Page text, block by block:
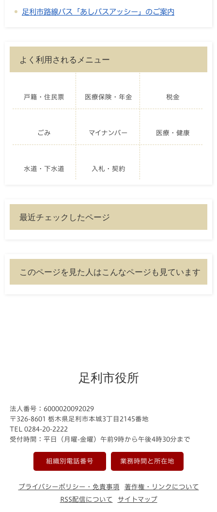
足利市路線バス「あしバスアッシー」のご案内
よく利用されるメニュー
戸籍・住民票 医療保険・年金 税金
ごみ マイナンバー 医療・健康
水道・下水道 入札・契約
最近チェックしたページ
このページを見た人はこんなページも見ています
足利市役所
法人番号：6000020092029
〒326-8601 栃木県足利市本城3丁目2145番地
TEL 0284-20-2222
受付時間：平日（月曜-金曜）午前9時から午後4時30分まで
組織別電話番号 業務時間と所在地
プライバシーポリシー・免責事項
著作権・リンクについて
RSS配信について
サイトマップ